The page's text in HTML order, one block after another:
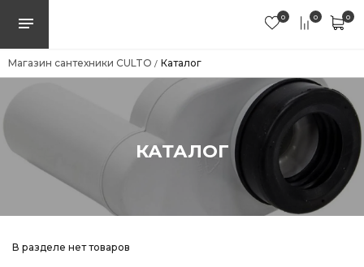
0 0 0
Магазин сантехники CULTO / Каталог
КАТАЛОГ
В разделе нет товаров